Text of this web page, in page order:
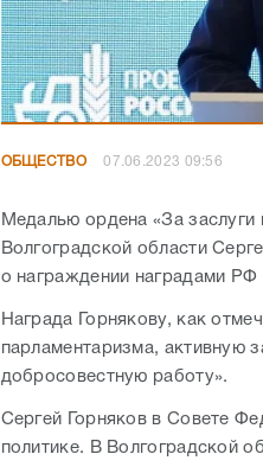
ОБЩЕСТВО 07.06.2023 09:56
Медалью ордена «За заслуги
Волгоградской области
о награждении наградами РФ
Награда Горнякову, как
парламентаризма, активную
добросовестную работу».
Сергей Горняков в Совете
политике. В Волгоградской